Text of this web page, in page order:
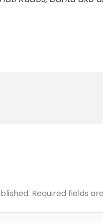
Required fields